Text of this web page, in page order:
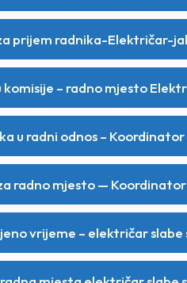
prijem radnika-Električar-
komisije – radno mjesto
u radni odnos –
radno mjesto —
vrijeme – električar